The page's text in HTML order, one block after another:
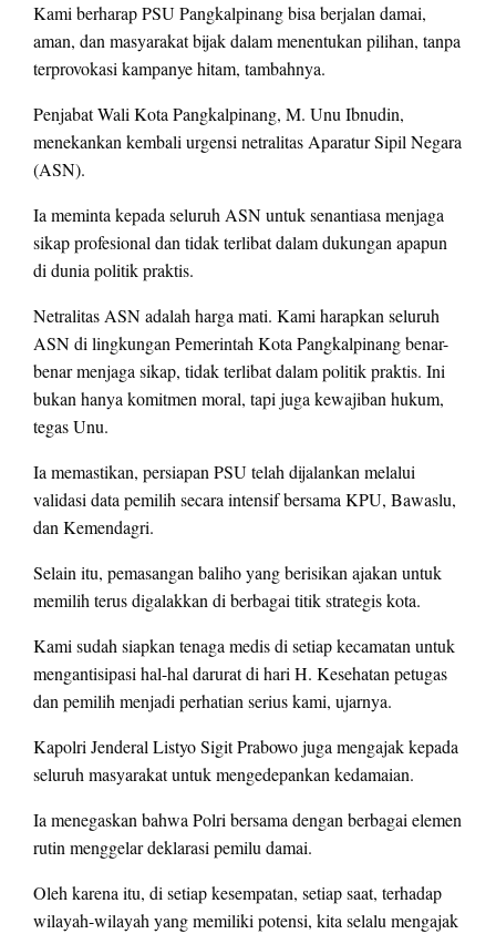
Kami berharap PSU Pangkalpinang bisa berjalan damai,
aman, dan masyarakat bijak dalam menentukan pilihan, tanpa
terprovokasi kampanye hitam, tambahnya.
Penjabat Wali Kota Pangkalpinang, M. Unu Ibnudin,
menekankan kembali urgensi netralitas Aparatur Sipil Negara
(ASN).
Ia meminta kepada seluruh ASN untuk senantiasa menjaga
sikap profesional dan tidak terlibat dalam dukungan apapun
di dunia politik praktis.
Netralitas ASN adalah harga mati. Kami harapkan seluruh
ASN di lingkungan Pemerintah Kota Pangkalpinang benar-
benar menjaga sikap, tidak terlibat dalam politik praktis. Ini
bukan hanya komitmen moral, tapi juga kewajiban hukum,
tegas Unu.
Ia memastikan, persiapan PSU telah dijalankan melalui
validasi data pemilih secara intensif bersama KPU, Bawaslu,
dan Kemendagri.
Selain itu, pemasangan baliho yang berisikan ajakan untuk
memilih terus digalakkan di berbagai titik strategis kota.
Kami sudah siapkan tenaga medis di setiap kecamatan untuk
mengantisipasi hal-hal darurat di hari H. Kesehatan petugas
dan pemilih menjadi perhatian serius kami, ujarnya.
Kapolri Jenderal Listyo Sigit Prabowo juga mengajak kepada
seluruh masyarakat untuk mengedepankan kedamaian.
Ia menegaskan bahwa Polri bersama dengan berbagai elemen
rutin menggelar deklarasi pemilu damai.
Oleh karena itu, di setiap kesempatan, setiap saat, terhadap
wilayah-wilayah yang memiliki potensi, kita selalu mengajak